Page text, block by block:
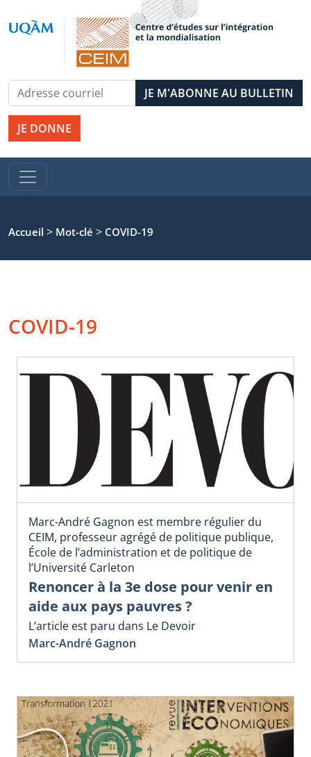
JE DONNE
Accueil > Mot-clé > COVID-19
COVID-19
Marc-André Gagnon est membre régulier du
CEIM, professeur agrégé de politique publique,
École de l’administration et de politique de
l’Université Carleton
Renoncer à la 3e dose pour venir en
aide aux pays pauvres ?
L’article est paru dans Le Devoir
Marc-André Gagnon